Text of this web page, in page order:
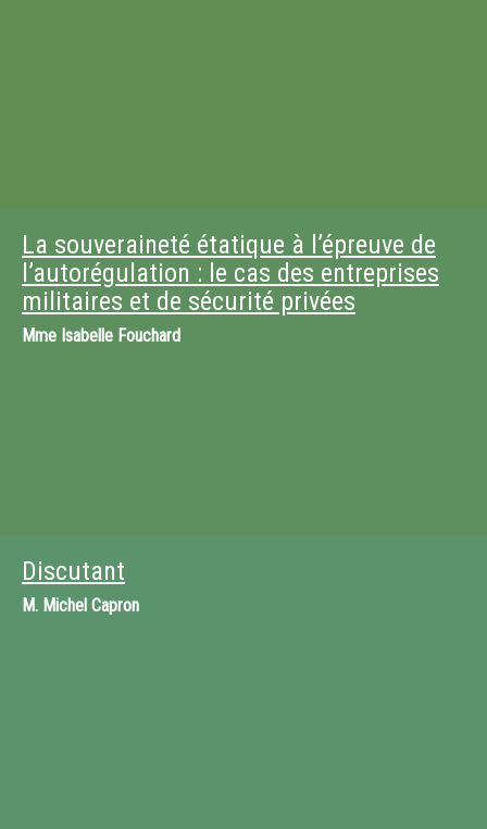
La souveraineté étatique à l’épreuve de
l’autorégulation : le cas des entreprises
militaires et de sécurité privées
Mme Isabelle Fouchard
Discutant
M. Michel Capron